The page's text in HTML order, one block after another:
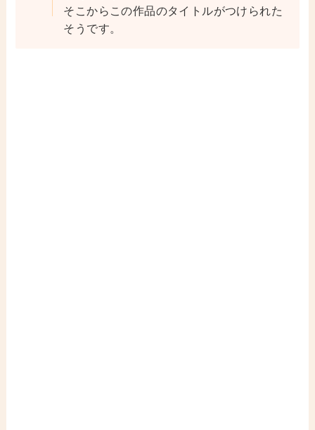
そこからこの作品のタイトルがつけられた
そうです。